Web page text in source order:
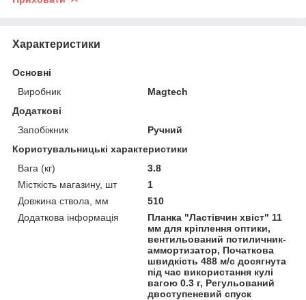
Характеристики
Основні
Виробник
Magtech
Додаткові
Запобіжник
Ручний
Користувальницькі характеристики
Вага (кг)
3.8
Місткість магазину, шт
1
Довжина ствола, мм
510
Додаткова інформація
Планка "Ластівчин хвіст" 11
мм для кріплення оптики,
вентильований потиличник-
аммортизатор, Початкова
швидкість 488 м/с досягнута
під час використання кулі
вагою 0.3 г, Регульований
двоступеневий спуск